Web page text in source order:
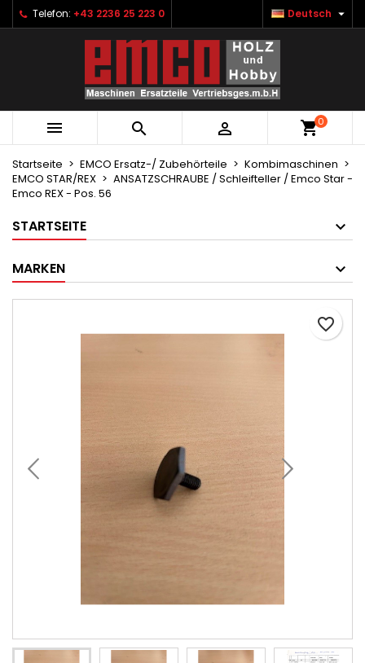
Telefon: +43 2236 25 223 0 Deutsch 
   0
Startseite EMCO Ersatz-/ Zubehörteile
Kombimaschinen
EMCO STAR/REX
ANSATZSCHRAUBE / Schleifteller / Emco Star -
Emco REX - Pos. 56
STARTSEITE
MARKEN
favorite_border
Ihre Wunschlisten ×
Neue Liste anlegen
Wunschliste erstellen ×
Name der Wunschliste
Abbrechen Wunschliste erstellen
Anmelden ×
Sie müssen angemeldet sein, um Artikel Ihrer
Wunschliste hinzufügen zu können.
Abbrechen Anmelden